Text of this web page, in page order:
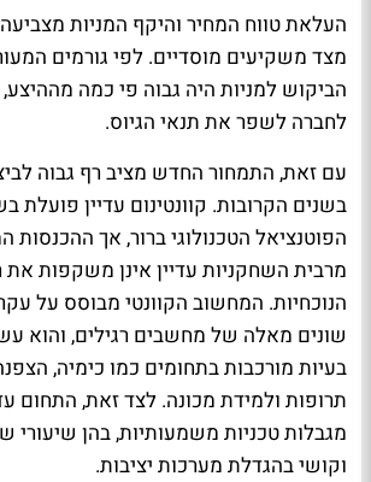
העלאת טווח המחיר והיקף המניות
מצד משקיעים מוסדיים. לפי גורמים
הביקוש למניות היה גבוה פי כמה
לחברה לשפר את תנאי הגיוס.
עם זאת, התמחור החדש מציב רף גבוה
בשנים הקרובות. קוונטינום עדיין פועלת
הפוטנציאל הטכנולוגי ברור, אך
מרבית השחקניות עדיין אינן משקפות את
הנוכחיות. המחשוב הקוונטי מבוסס על
שונים מאלה של מחשבים רגילים, והוא
בעיות מורכבות בתחומים כמו כימיה,
תרופות ולמידת מכונה. לצד זאת, התחום
מגבלות טכניות משמעותיות, בהן שיעורי
וקושי בהגדלת מערכות יציבות.